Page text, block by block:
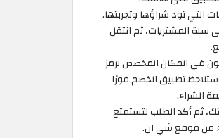
التي تود شراؤها وتجربتها.
سلة المشتريات، ثم انتقل
في المكان المخصص لرمز
تطبيق الخصم فورًا
الشراء.
ثم أكد الطلب لتستمتع
من موقع شي ان.